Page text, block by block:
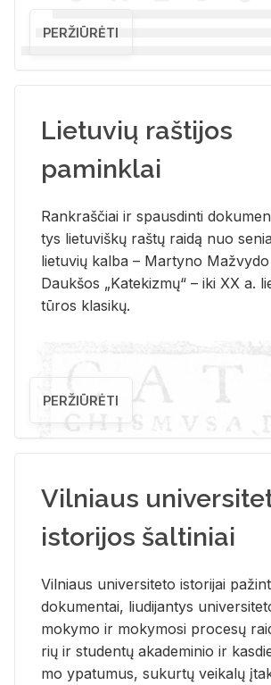
PERŽIŪRĖTI
Lietuvių raštijos
paminklai
Rank­raš­čiai ir spaus­din­ti
tys lie­tu­viš­kų raš­tų rai­dą nuo
lie­tu­vių kal­ba – Mar­ty­no
Dauk­šos „Ka­te­kiz­mų“ – iki XX a.
tū­ros kla­si­kų.
PERŽIŪRĖTI
Vilniaus
istorijos šaltiniai
Vil­niaus uni­ver­si­te­to is­to­ri­jai
do­ku­men­tai, liu­di­jan­tys
mo­ky­mo ir mo­ky­mo­si pro­ce­sų
rių ir stu­den­tų aka­de­mi­nio ir
mo ypa­tu­mus, su­kur­tų vei­ka­lų